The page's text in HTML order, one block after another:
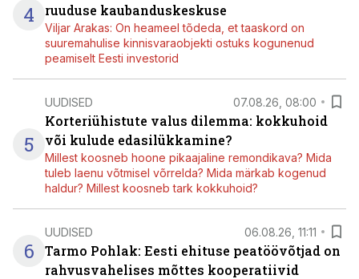
4
ruuduse kaubanduskeskuse
Viljar Arakas: On heameel tõdeda, et taaskord on
suuremahulise kinnisvaraobjekti ostuks kogunenud
peamiselt Eesti investorid
5
UUDISED 07.08.26, 08:00
Korteriühistute valus dilemma: kokkuhoid
või kulude edasilükkamine?
Millest koosneb hoone pikaajaline remondikava? Mida
tuleb laenu võtmisel võrrelda? Mida märkab kogenud
haldur? Millest koosneb tark kokkuhoid?
6
UUDISED 06.08.26, 11:11
Tarmo Pohlak: Eesti ehituse peatöövõtjad on
rahvusvahelises mõttes kooperatiivid